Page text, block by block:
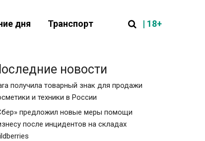
дня Транспорт | 18+
новости
получила товарный знак для продажи
и техники в России
предложил новые меры помощи
после инцидентов на складах